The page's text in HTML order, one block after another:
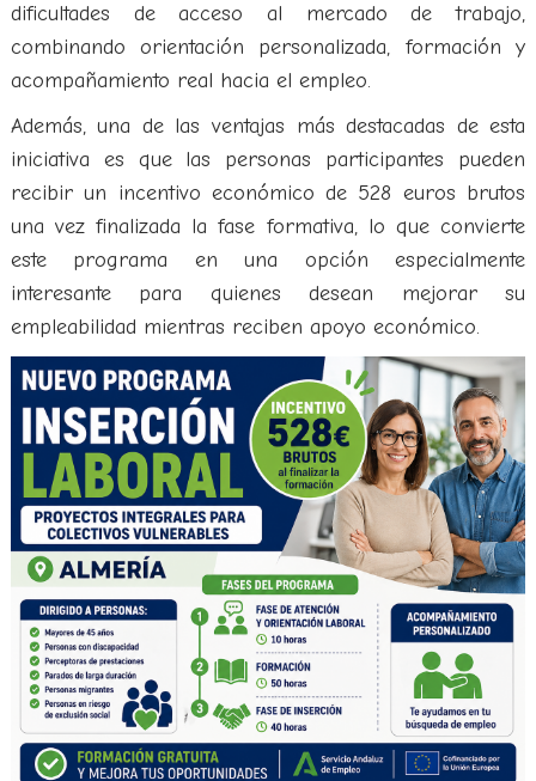
dificultades de acceso al mercado de trabajo,
combinando orientación personalizada, formación y
acompañamiento real hacia el empleo.
Además, una de las ventajas más destacadas de esta
iniciativa es que las personas participantes pueden
recibir un incentivo económico de 528 euros brutos
una vez finalizada la fase formativa, lo que convierte
este programa en una opción especialmente
interesante para quienes desean mejorar su
empleabilidad mientras reciben apoyo económico.